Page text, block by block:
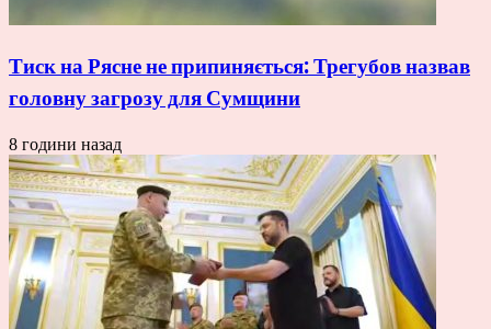
Тиск на Рясне не припиняється: Трегубов назвав
головну загрозу для Сумщини
8 години назад